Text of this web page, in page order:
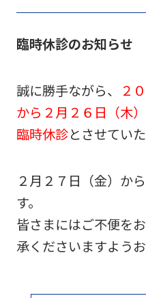
臨時休診のお知らせ
誠に勝手ながら、
２
から２月２６日（木）
臨時休診とさせていた
２月２７日（金）か
す。
皆さまにはご不便を
承くださいますよう